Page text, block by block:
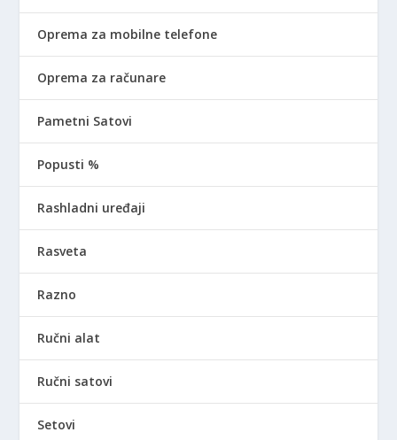
Oprema za mobilne telefone
Oprema za računare
Pametni Satovi
Popusti %
Rashladni uređaji
Rasveta
Razno
Ručni alat
Ručni satovi
Setovi